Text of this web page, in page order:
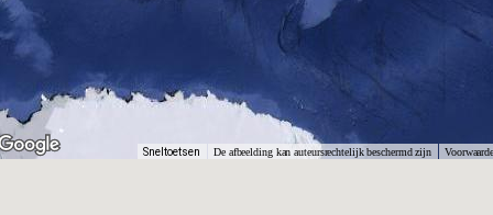
Sneltoetsen De afbeelding kan auteursrechtelijk beschermd zijn